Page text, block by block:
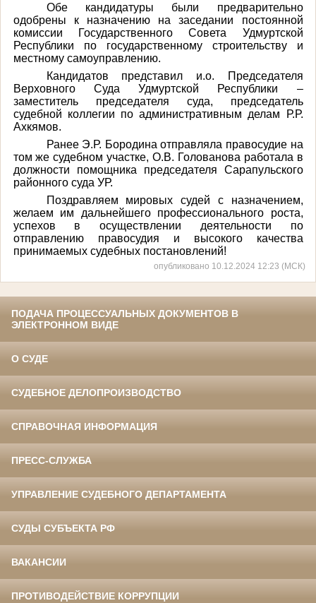
Обе кандидатуры были предварительно
одобрены к назначению на заседании постоянной
комиссии Государственного Совета Удмуртской
Республики по государственному строительству и
местному самоуправлению.
Кандидатов представил и.о. Председателя
Верховного Суда Удмуртской Республики –
заместитель председателя суда, председатель
судебной коллегии по административным делам Р.Р.
Ахкямов.
Ранее Э.Р. Бородина отправляла правосудие на
том же судебном участке, О.В. Голованова работала в
должности помощника председателя Сарапульского
районного суда УР.
Поздравляем мировых судей с назначением,
желаем им дальнейшего профессионального роста,
успехов в осуществлении деятельности по
отправлению правосудия и высокого качества
принимаемых судебных постановлений!
опубликовано 10.12.2024 12:23 (МСК)
ПОДАЧА ПРОЦЕССУАЛЬНЫХ ДОКУМЕНТОВ В
ЭЛЕКТРОННОМ ВИДЕ
О СУДЕ
СУДЕБНОЕ ДЕЛОПРОИЗВОДСТВО
СПРАВОЧНАЯ ИНФОРМАЦИЯ
ПРЕСС-СЛУЖБА
УПРАВЛЕНИЕ СУДЕБНОГО ДЕПАРТАМЕНТА
СУДЫ СУБЪЕКТА РФ
ВАКАНСИИ
ПРОТИВОДЕЙСТВИЕ КОРРУПЦИИ